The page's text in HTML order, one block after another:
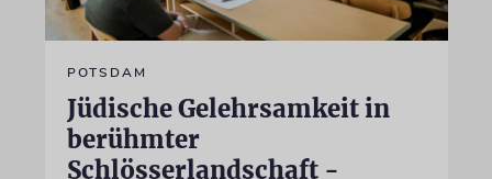
POTSDAM
Jüdische Gelehrsamkeit in
berühmter
Schlösserlandschaft -